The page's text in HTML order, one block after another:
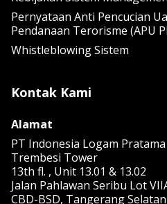
Pernyataan Anti Pencucian
Pendanaan Terorisme (APU
Whistleblowing Sistem
Kontak Kami
Alamat
PT Indonesia Logam Pratama
Trembesi Tower
13th fl. , Unit 13.01 & 13.02
Jalan Pahlawan Seribu Lot
CBD-BSD, Tangerang